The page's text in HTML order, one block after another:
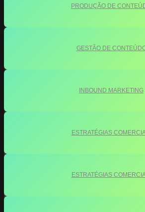
PRODUÇÃO DE
GESTÃO DE
INBOUND MARKETING
ESTRATÉGIAS
ESTRATÉGIAS